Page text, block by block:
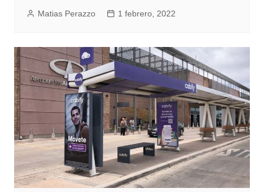
Matias Perazzo 1 febrero, 2022